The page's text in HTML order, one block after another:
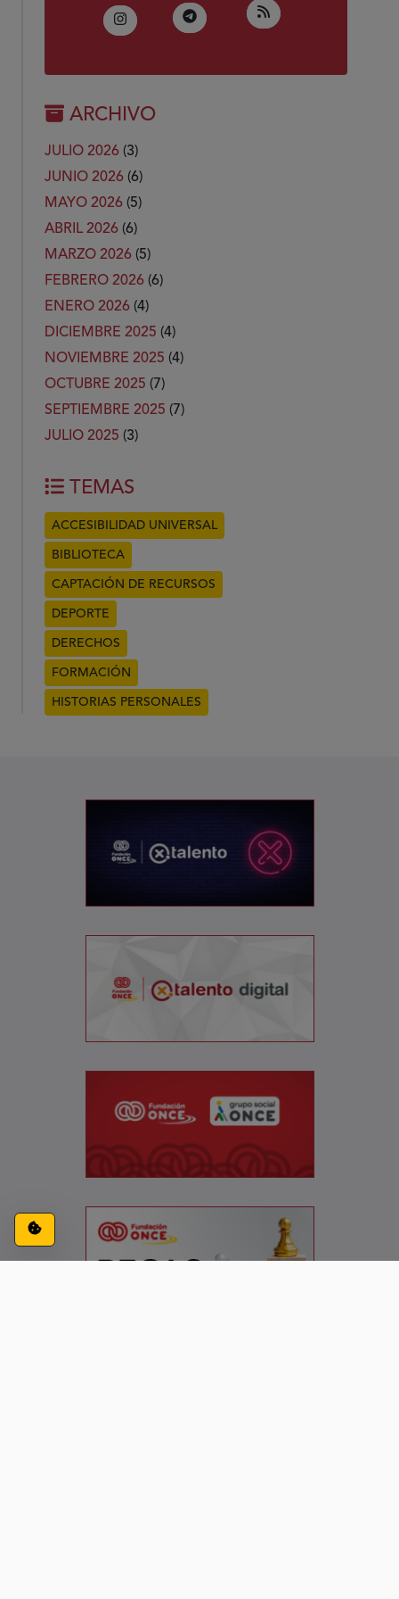
Configuración de cookies
Instagram
(Abre en nueva ventana)
Telegram
(Abre en nueva ventana)
RSS
(Abre en nueva
ARCHIVO
JULIO 2026 (3)
JUNIO 2026 (6)
MAYO 2026 (5)
ABRIL 2026 (6)
MARZO 2026 (5)
FEBRERO 2026 (6)
ENERO 2026 (4)
DICIEMBRE 2025 (4)
NOVIEMBRE 2025 (4)
OCTUBRE 2025 (7)
SEPTIEMBRE 2025 (7)
JULIO 2025 (3)
TEMAS
ACCESIBILIDAD UNIVERSAL
BIBLIOTECA
CAPTACIÓN DE RECURSOS
DEPORTE
DERECHOS
FORMACIÓN
HISTORIAS PERSONALES